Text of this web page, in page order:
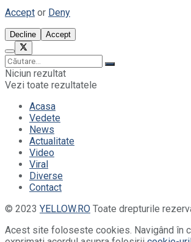
Accept or Deny
Decline Accept
Niciun rezultat
Vezi toate rezultatele
Acasa
Vedete
News
Actualitate
Video
Viral
Diverse
Contact
© 2023 YELLOW.RO Toate drepturile
Acest site foloseste cookies. Navigând în